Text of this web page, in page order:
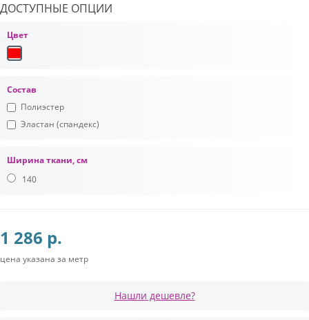
ДОСТУПНЫЕ ОПЦИИ
Цвет
Состав
Полиэстер
Эластан (спандекс)
Ширина ткани, см
140
1 286 р.
цена указана за метр
Нашли дешевле?